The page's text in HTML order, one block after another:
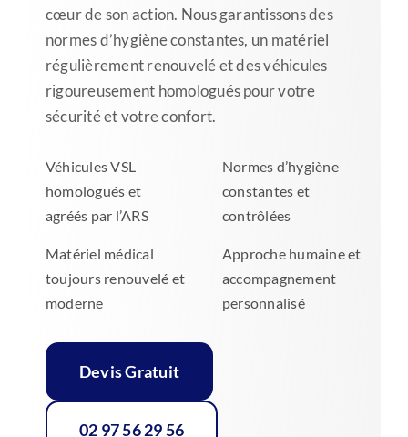
cœur de son action. Nous garantissons des
normes d’hygiène constantes, un matériel
régulièrement renouvelé et des véhicules
rigoureusement homologués pour votre
sécurité et votre confort.
Véhicules VSL
homologués et
agréés par l’ARS
Normes d’hygiène
constantes et
contrôlées
Matériel médical
toujours renouvelé et
moderne
Approche humaine et
accompagnement
personnalisé
Devis Gratuit
02 97 56 29 56